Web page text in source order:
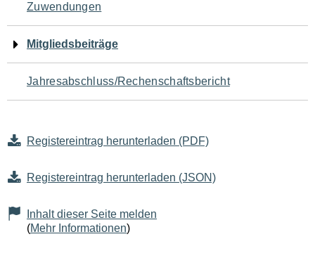
Zuwendungen
Mitgliedsbeiträge
Jahresabschluss/Rechenschaftsbericht
Registereintrag herunterladen (PDF)
Registereintrag herunterladen (JSON)
Inhalt dieser Seite melden
(Mehr Informationen)